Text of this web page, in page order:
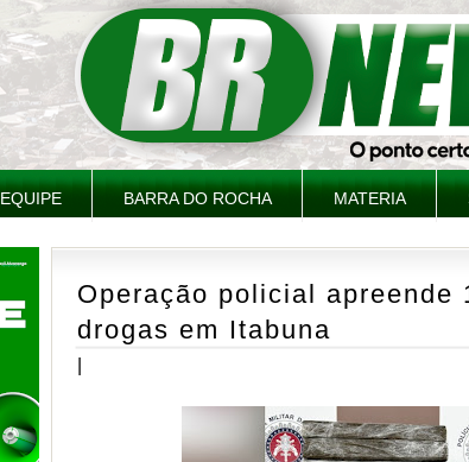
EQUIPE BARRA DO ROCHA MATERIA
Operação policial apreende
drogas em Itabuna